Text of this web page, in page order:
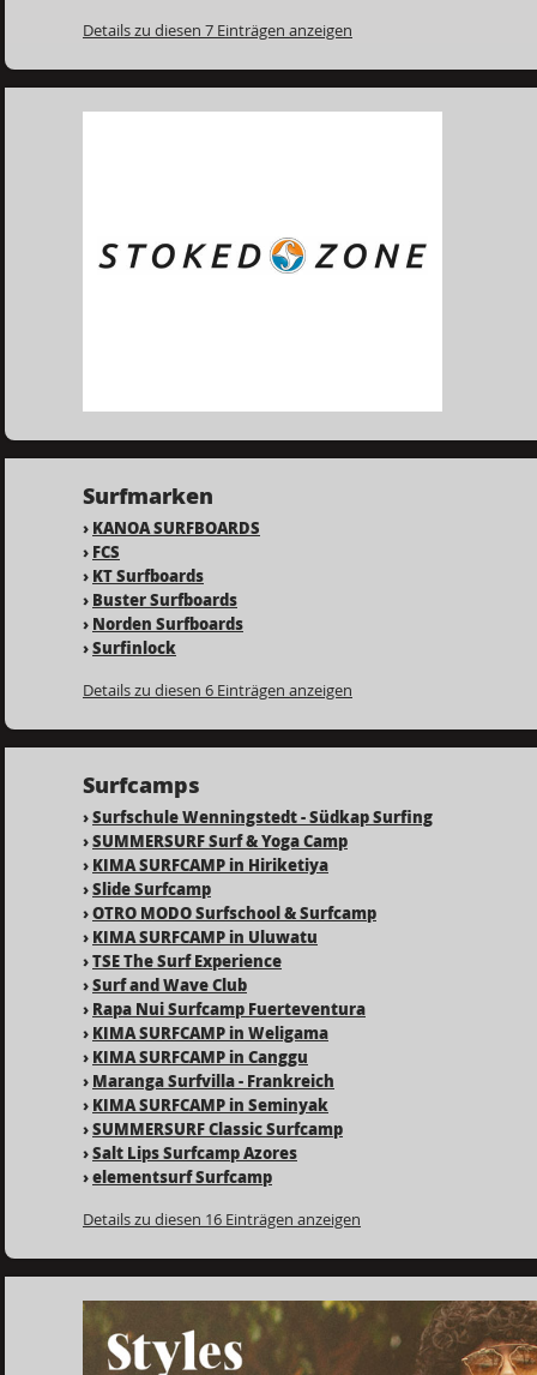
Details zu diesen 7 Einträgen anzeigen
Surfmarken
› KANOA SURFBOARDS
› FCS
› KT Surfboards
› Buster Surfboards
› Norden Surfboards
›Surfinlock
Details zu diesen 6 Einträgen anzeigen
Surfcamps
›Surfschule Wenningstedt - Südkap Surfing
›SUMMERSURF Surf & Yoga Camp
› KIMA SURFCAMP in Hiriketiya
›Slide Surfcamp
›OTRO MODO Surfschool & Surfcamp
› KIMA SURFCAMP in Uluwatu
›TSE The Surf Experience
›Surf and Wave Club
› Rapa Nui Surfcamp Fuerteventura
› KIMA SURFCAMP in Weligama
› KIMA SURFCAMP in Canggu
› Maranga Surfvilla - Frankreich
› KIMA SURFCAMP in Seminyak
›SUMMERSURF Classic Surfcamp
›Salt Lips Surfcamp Azores
›elementsurf Surfcamp
Details zu diesen 16 Einträgen anzeigen